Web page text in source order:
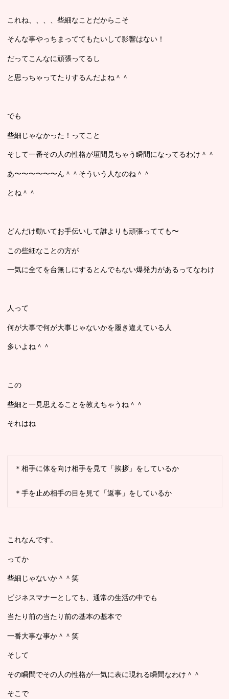
これね、、、、些細なことだからこそ
そんな事やっちまっててもたいして影響はない！
だってこんなに頑張ってるし
と思っちゃってたりするんだよね＾＾
でも
些細じゃなかった！ってこと
そして一番その人の性格が垣間見ちゃう瞬間になってるわけ＾＾
あ〜〜〜〜〜〜ん＾＾そういう人なのね＾＾
とね＾＾
どんだけ動いてお手伝いして誰よりも頑張ってても〜
この些細なことの方が
一気に全てを台無しにするとんでもない爆発力があるってなわけ
人って
何が大事で何が大事じゃないかを履き違えている人
多いよね＾＾
この
些細と一見思えることを教えちゃうね＾＾
それはね
＊相手に体を向け相手を見て「挨拶」をしているか
＊手を止め相手の目を見て「返事」をしているか
これなんです。
ってか
些細じゃないか＾＾笑
ビジネスマナーとしても、通常の生活の中でも
当たり前の当たり前の基本の基本で
一番大事な事か＾＾笑
そして
その瞬間でその人の性格が一気に表に現れる瞬間なわけ＾＾
そこで